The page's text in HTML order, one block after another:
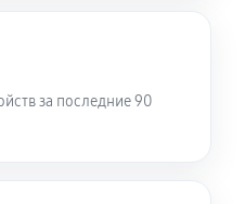
за последние 90